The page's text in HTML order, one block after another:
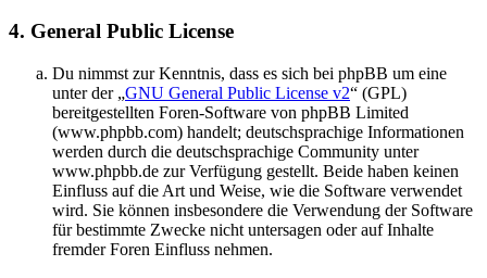
4. General Public License
Du nimmst zur Kenntnis, dass es sich bei phpBB um eine
unter der „GNU General Public License v2“ (GPL)
bereitgestellten Foren-Software von phpBB Limited
(www.phpbb.com) handelt; deutschsprachige Informationen
werden durch die deutschsprachige Community unter
www.phpbb.de zur Verfügung gestellt. Beide haben keinen
Einfluss auf die Art und Weise, wie die Software verwendet
wird. Sie können insbesondere die Verwendung der Software
für bestimmte Zwecke nicht untersagen oder auf Inhalte
fremder Foren Einfluss nehmen.